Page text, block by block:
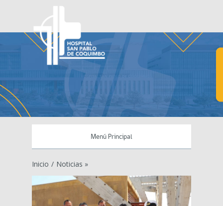
Menú Principal
Inicio / Noticias »